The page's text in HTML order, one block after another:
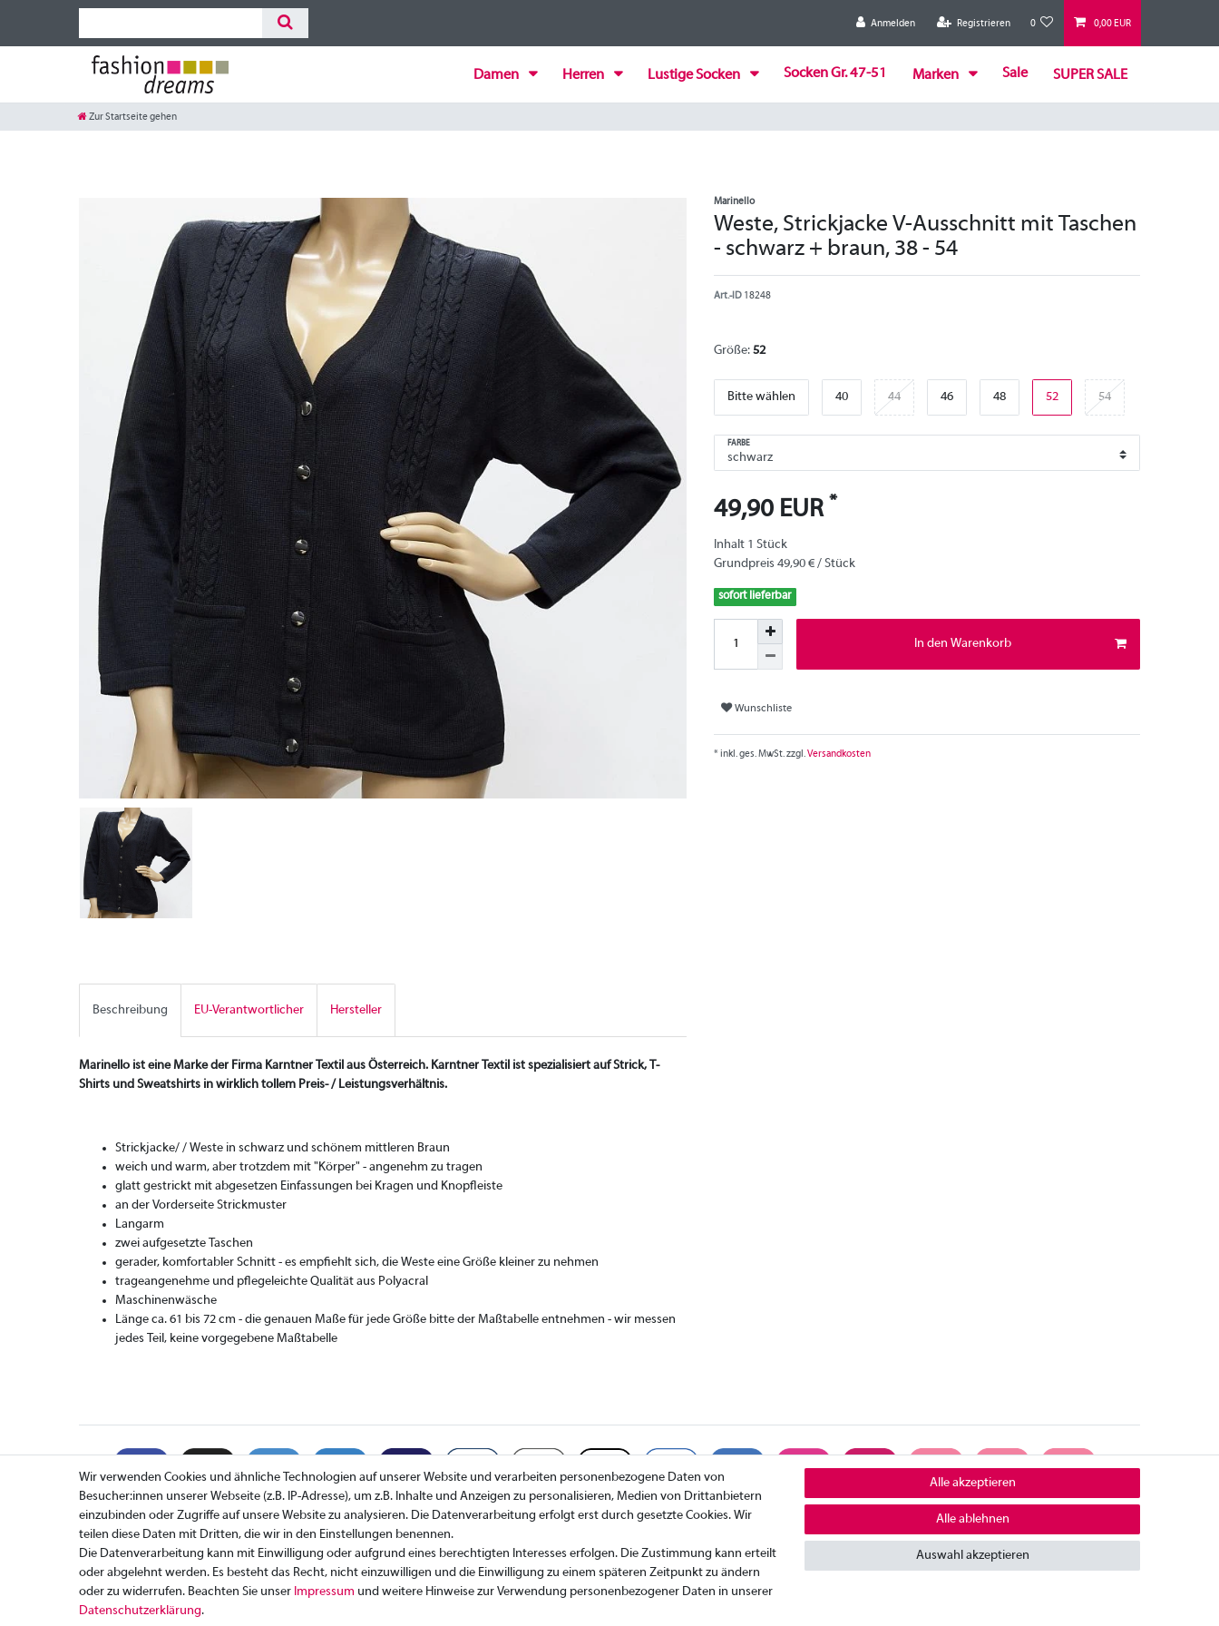
Anmelden Registrieren 0 0,00 EUR
Damen Herren Lustige Socken Socken Gr. 47-51 Marken Sale SUPER SALE
Zur Startseite gehen
Marinello
Weste, Strickjacke V-Ausschnitt mit Taschen
- schwarz + braun, 38 - 54
Art.-ID 18248
Größe: 52
Bitte wählen 40 44 46 48 52 54
FARBE
49,90 EUR *
Inhalt 1 Stück
Grundpreis 49,90 € / Stück
sofort lieferbar
In den Warenkorb
Wunschliste
* inkl. ges. MwSt. zzgl.Versandkosten
Beschreibung EU-Verantwortlicher Hersteller
Marinello ist eine Marke der Firma Karntner Textil aus Österreich. Karntner Textil ist spezialisiert auf Strick, T-
Shirts und Sweatshirts in wirklich tollem Preis- / Leistungsverhältnis.
Strickjacke/ / Weste in schwarz und schönem mittleren Braun
weich und warm, aber trotzdem mit "Körper" - angenehm zu tragen
glatt gestrickt mit abgesetzen Einfassungen bei Kragen und Knopfleiste
an der Vorderseite Strickmuster
Langarm
zwei aufgesetzte Taschen
gerader, komfortabler Schnitt - es empfiehlt sich, die Weste eine Größe kleiner zu nehmen
trageangenehme und pflegeleichte Qualität aus Polyacral
Maschinenwäsche
Länge ca. 61 bis 72 cm - die genauen Maße für jede Größe bitte der Maßtabelle entnehmen - wir messen
jedes Teil, keine vorgegebene Maßtabelle
Zahlung
Versand
Rücksendung
Datenschutzerklärung
AGB
Wir verwenden Cookies und ähnliche Technologien auf unserer Website und verarbeiten personenbezogene Daten von
Besucher:innen unserer Webseite (z.B. IP-Adresse), um z.B. Inhalte und Anzeigen zu personalisieren, Medien von Drittanbietern
einzubinden oder Zugriffe auf unsere Website zu analysieren. Die Datenverarbeitung erfolgt erst durch gesetzte Cookies. Wir
teilen diese Daten mit Dritten, die wir in den Einstellungen benennen.
Die Datenverarbeitung kann mit Einwilligung oder aufgrund eines berechtigten Interesses erfolgen. Die Zustimmung kann erteilt
oder abgelehnt werden. Es besteht das Recht, nicht einzuwilligen und die Einwilligung zu einem späteren Zeitpunkt zu ändern
oder zu widerrufen. Beachten Sie unser Impressum und weitere Hinweise zur Verwendung personenbezogener Daten in unserer
Daten­schutz­erklärung.
Alle akzeptieren
Alle ablehnen
Auswahl akzeptieren